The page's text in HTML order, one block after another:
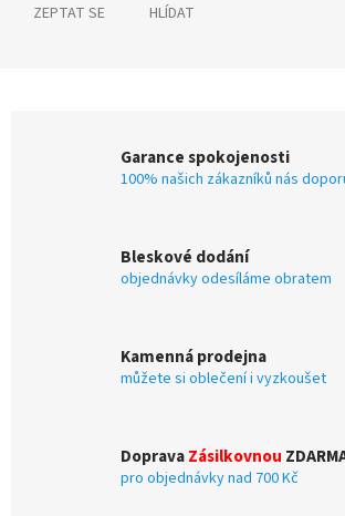
ZEPTAT SE HLÍDAT
Garance spokojenosti
100% našich zákazníků nás
Bleskové dodání
objednávky odesíláme obratem
Kamenná prodejna
můžete si oblečení i vyzkoušet
DopravaZásilkovnou
pro objednávky nad 700 Kč